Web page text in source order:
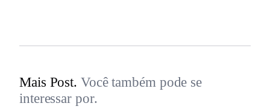
Mais Post. Você também pode se
interessar por.